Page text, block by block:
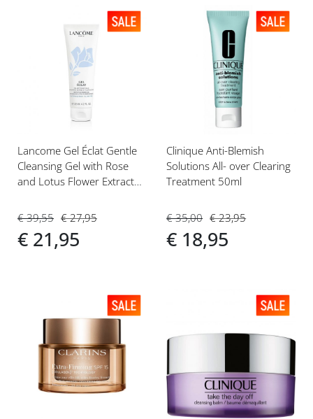
verlanglijst
Lancome Gel Éclat Gentle
Cleansing Gel with Rose
and Lotus Flower Extracts
€ 39,55
€ 21,95
€ 27,95
Voeg
verlanglijst
Clinique Anti-Blemish
Solutions All- over Clearing
Treatment 50ml
€ 35,00
€ 18,95
€ 23,95
Voeg
aan
verlanglijst
toe